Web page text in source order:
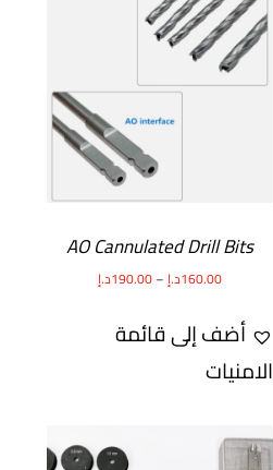
AO Cannulated Drill Bits
160.00د.إ–
190.00د.إ
أضف إلى قائمة
الامنيات